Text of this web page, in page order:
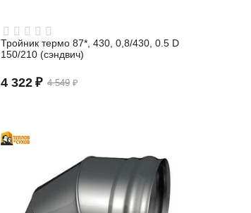
Тройник термо 87*, 430, 0,8/430, 0.5 D
150/210 (сэндвич)
4 549 ₽
4 322 ₽